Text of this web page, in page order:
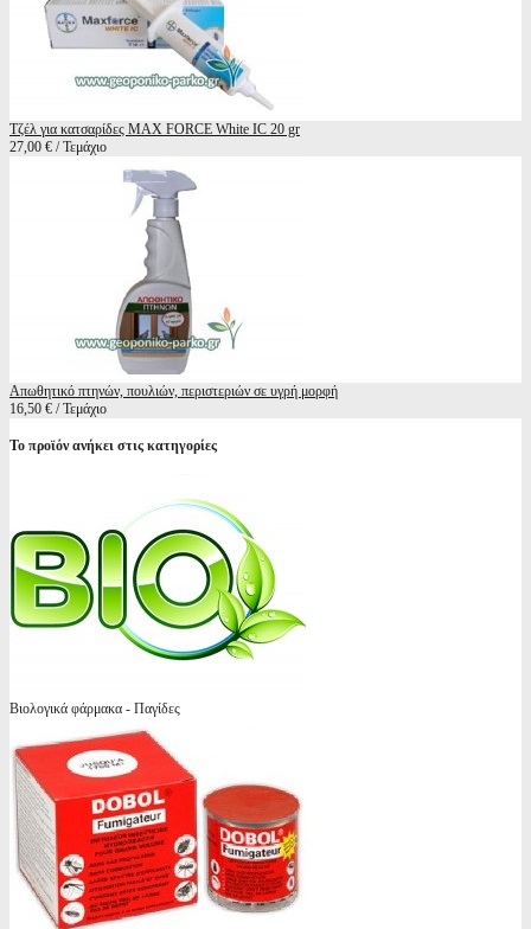
Τζέλ για κατσαρίδες MAX FORCE White IC 20 gr
27,00 € / Τεμάχιο
Απωθητικό πτηνών, πουλιών, περιστεριών σε υγρή μορφή
16,50 € / Τεμάχιο
Το προϊόν ανήκει στις κατηγορίες
Βιολογικά φάρμακα - Παγίδες